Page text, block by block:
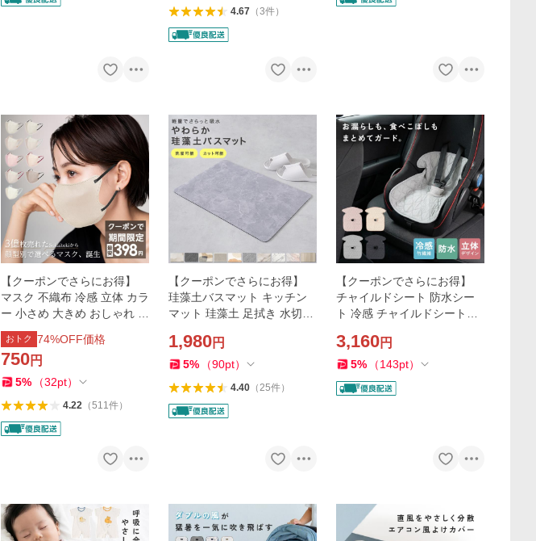
4.67（3件）
【クーポンでさらにお得】
マスク 不織布 冷感 立体 カラ
ー 小さめ 大きめ おしゃれ 女
性 3Dマスク バイカラー 小顔
血色 カラーマスク sokaiteki
爆買いWEEK
おトク 74%OFF価格
750円
5% （32pt）
4.22（511件）
【クーポンでさらにお得】
珪藻土バスマット キッチン
マット 珪藻土 足拭き 水切り
える 割れない 大きいサイズ
大判
1,980円
5% （90pt）
4.40（25件）
【クーポンでさらにお得】
チャイルドシート 防水シー
ト 冷感 チャイルドシートカ
防止 保護マット 防水マット
滑り止め 防水
3,160円
5% （143pt）